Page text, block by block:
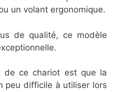
un volant ergonomique.
de qualité, ce modèle
de ce chariot est que la
peu difficile à utiliser lors